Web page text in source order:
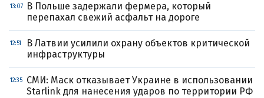
13:07
В Польше задержали фермера, который
перепахал свежий асфальт на дороге
12:51
В Латвии усилили охрану объектов критической
инфраструктуры
12:35
СМИ: Маск отказывает Украине в использовании
Starlink для нанесения ударов по территории РФ